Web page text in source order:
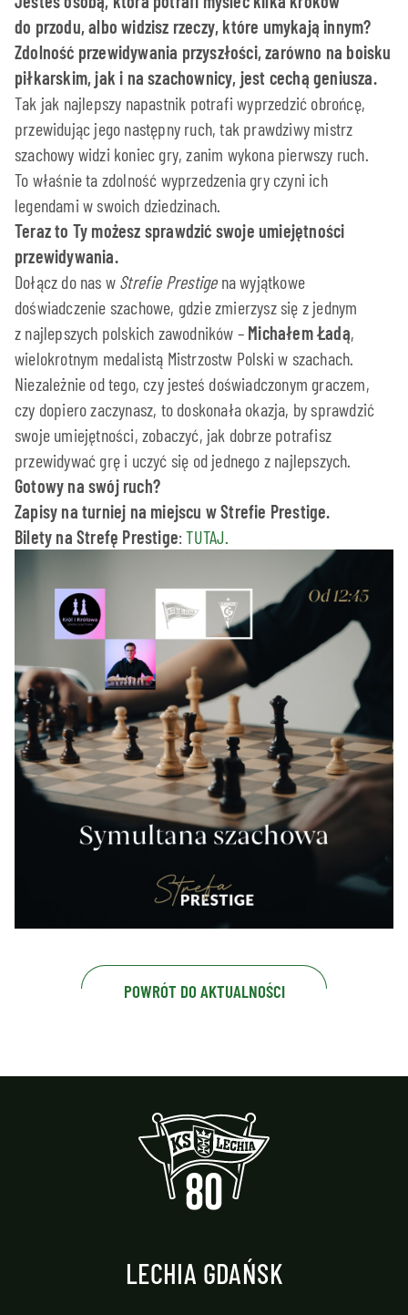
do przodu, albo widzisz rzeczy, które umykają innym?
Zdolność przewidywania przyszłości, zarówno na boisku
piłkarskim, jak i na szachownicy, jest cechą geniusza.
Tak jak najlepszy napastnik potrafi wyprzedzić obrońcę,
przewidując jego następny ruch, tak prawdziwy mistrz
szachowy widzi koniec gry, zanim wykona pierwszy ruch.
To właśnie ta zdolność wyprzedzenia gry czyni ich
legendami w swoich dziedzinach.
Teraz to Ty możesz sprawdzić swoje umiejętności
przewidywania.
Dołącz do nas w Strefie Prestigena wyjątkowe
doświadczenie szachowe, gdzie zmierzysz się z jednym
z najlepszych polskich zawodników – Michałem Ładą,
wielokrotnym medalistą Mistrzostw Polski w szachach.
Niezależnie od tego, czy jesteś doświadczonym graczem,
czy dopiero zaczynasz, to doskonała okazja, by sprawdzić
swoje umiejętności, zobaczyć, jak dobrze potrafisz
przewidywać grę i uczyć się od jednego z najlepszych.
Gotowy na swój ruch?
Zapisy na turniej na miejscu w Strefie Prestige.
Bilety na Strefę Prestige:TUTAJ.
POWRÓT DO AKTUALNOŚCI
LECHIA GDAŃSK